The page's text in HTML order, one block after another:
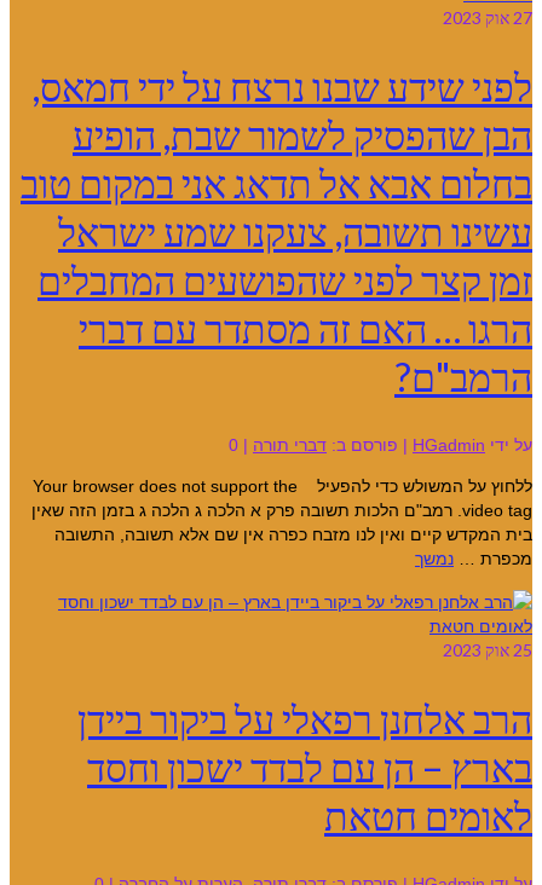
27אוק 2023
לפני שידע שבנו נרצח על ידי חמאס,
הבן שהפסיק לשמור שבת, הופיע
בחלום אבא אל תדאג אני במקום טוב
עשינו תשובה, צעקנו שמע ישראל
זמן קצר לפני שהפושעים המחבלים
הרגו … האם זה מסתדר עם דברי
הרמב"ם?
על ידי HGadmin
| פורסם ב: דברי תורה |
0
ללחוץ על המשולש כדי להפעיל Your browser does not support the
video tag. רמב"ם הלכות תשובה פרק א הלכה ג הלכה ג בזמן הזה שאין
בית המקדש קיים ואין לנו מזבח כפרה אין שם אלא תשובה, התשובה
מכפרת …
נמשך
25אוק 2023
הרב אלחנן רפאלי על ביקור ביידן
בארץ – הן עם לבדד ישכון וחסד
לאומים חטאת